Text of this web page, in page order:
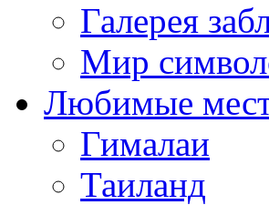
Галерея
Мир
Любимые
Гималаи
Таиланд